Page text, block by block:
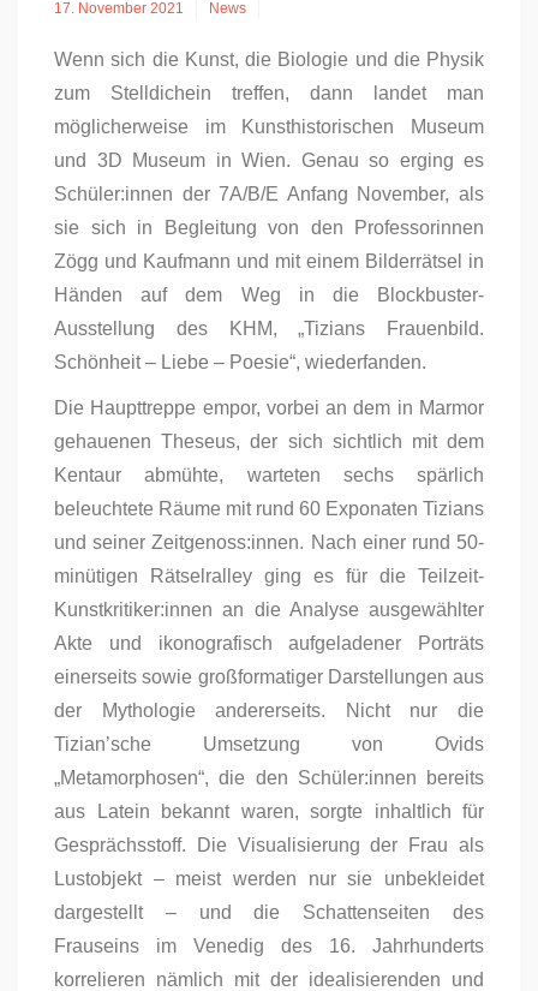
17. November 2021 News
Wenn sich die Kunst, die Biologie und die Physik
zum Stelldichein treffen, dann landet man
möglicherweise im Kunsthistorischen Museum
und 3D Museum in Wien. Genau so erging es
Schüler:innen der 7A/B/E Anfang November, als
sie sich in Begleitung von den Professorinnen
Zögg und Kaufmann und mit einem Bilderrätsel in
Händen auf dem Weg in die Blockbuster-
Ausstellung des KHM, „Tizians Frauenbild.
Schönheit – Liebe – Poesie“, wiederfanden.
Die Haupttreppe empor, vorbei an dem in Marmor
gehauenen Theseus, der sich sichtlich mit dem
Kentaur abmühte, warteten sechs spärlich
beleuchtete Räume mit rund 60 Exponaten Tizians
und seiner Zeitgenoss:innen. Nach einer rund 50-
minütigen Rätselralley ging es für die Teilzeit-
Kunstkritiker:innen an die Analyse ausgewählter
Akte und ikonografisch aufgeladener Porträts
einerseits sowie großformatiger Darstellungen aus
der Mythologie andererseits. Nicht nur die
Tizian’sche Umsetzung von Ovids
„Metamorphosen“, die den Schüler:innen bereits
aus Latein bekannt waren, sorgte inhaltlich für
Gesprächsstoff. Die Visualisierung der Frau als
Lustobjekt – meist werden nur sie unbekleidet
dargestellt – und die Schattenseiten des
Frauseins im Venedig des 16. Jahrhunderts
korrelieren nämlich mit der idealisierenden und